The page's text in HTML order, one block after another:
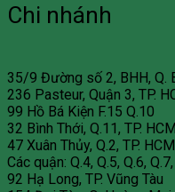
Chi nhánh
35/9 Đường số 2, BHH, Q.
236 Pasteur, Quận 3, TP.
99 Hồ Bá Kiện F.15 Q.10
32 Bình Thới, Q.11, TP. HCM
47 Xuân Thủy, Q.2, TP. HCM
Các quận: Q.4, Q.5, Q.6,
92 Hạ Long, TP. Vũng Tàu